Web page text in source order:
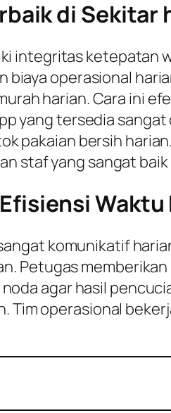
di Sekitar
integritas ketepatan
operasional
harian. Cara ini
yang tersedia
pakaian bersih
staf yang sangat baik
komunikatif
Petugas
agar hasil
Tim operasional